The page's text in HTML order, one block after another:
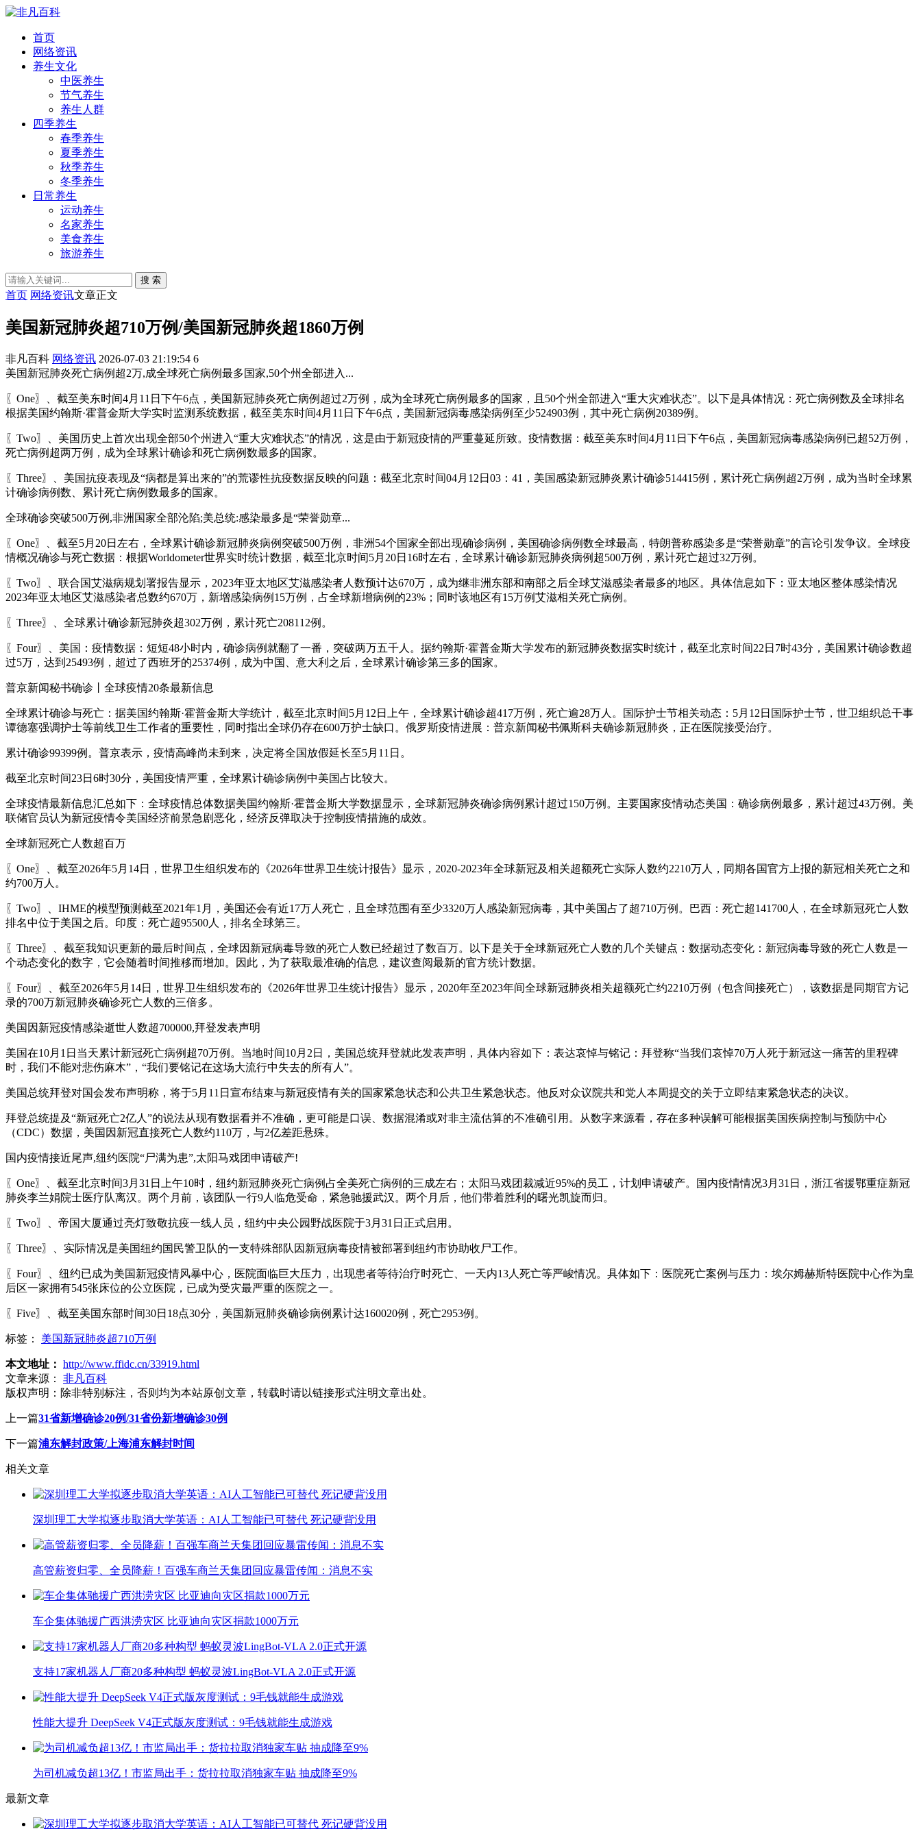
首页
网络资讯
养生文化
中医养生
节气养生
养生人群
四季养生
春季养生
夏季养生
秋季养生
冬季养生
日常养生
运动养生
名家养生
美食养生
旅游养生
搜 索
首页 网络资讯文章正文
美国新冠肺炎超710万例/美国新冠肺炎超1860万例
非凡百科 网络资讯 2026-07-03 21:19:54 6
美国新冠肺炎死亡病例超2万,成全球死亡病例最多国家,50个州全部进入...
〖One〗、截至美东时间4月11日下午6点，美国新冠肺炎死亡病例超过2万例，成为全球死亡病例最多的国家，且50个州全部进入“重大灾难状态”。以下是具体情况：死亡病例数及全球排名
根据美国约翰斯·霍普金斯大学实时监测系统数据，截至美东时间4月11日下午6点，美国新冠病毒感染病例至少524903例，其中死亡病例20389例。
〖Two〗、美国历史上首次出现全部50个州进入“重大灾难状态”的情况，这是由于新冠疫情的严重蔓延所致。疫情数据：截至美东时间4月11日下午6点，美国新冠病毒感染病例已超52万例，
死亡病例超两万例，成为全球累计确诊和死亡病例数最多的国家。
〖Three〗、美国抗疫表现及“病都是算出来的”的荒谬性抗疫数据反映的问题：截至北京时间04月12日03：41，美国感染新冠肺炎累计确诊514415例，累计死亡病例超2万例，成为当时全球累
计确诊病例数、累计死亡病例数最多的国家。
全球确诊突破500万例,非洲国家全部沦陷;美总统:感染最多是“荣誉勋章...
〖One〗、截至5月20日左右，全球累计确诊新冠肺炎病例突破500万例，非洲54个国家全部出现确诊病例，美国确诊病例数全球最高，特朗普称感染多是“荣誉勋章”的言论引发争议。全球疫
情概况确诊与死亡数据：根据Worldometer世界实时统计数据，截至北京时间5月20日16时左右，全球累计确诊新冠肺炎病例超500万例，累计死亡超过32万例。
〖Two〗、联合国艾滋病规划署报告显示，2023年亚太地区艾滋感染者人数预计达670万，成为继非洲东部和南部之后全球艾滋感染者最多的地区。具体信息如下：亚太地区整体感染情况
2023年亚太地区艾滋感染者总数约670万，新增感染病例15万例，占全球新增病例的23%；同时该地区有15万例艾滋相关死亡病例。
〖Three〗、全球累计确诊新冠肺炎超302万例，累计死亡208112例。
〖Four〗、美国：疫情数据：短短48小时内，确诊病例就翻了一番，突破两万五千人。据约翰斯·霍普金斯大学发布的新冠肺炎数据实时统计，截至北京时间22日7时43分，美国累计确诊数超
过5万，达到25493例，超过了西班牙的25374例，成为中国、意大利之后，全球累计确诊第三多的国家。
普京新闻秘书确诊丨全球疫情20条最新信息
全球累计确诊与死亡：据美国约翰斯·霍普金斯大学统计，截至北京时间5月12日上午，全球累计确诊超417万例，死亡逾28万人。国际护士节相关动态：5月12日国际护士节，世卫组织总干事
谭德塞强调护士等前线卫生工作者的重要性，同时指出全球仍存在600万护士缺口。俄罗斯疫情进展：普京新闻秘书佩斯科夫确诊新冠肺炎，正在医院接受治疗。
累计确诊99399例。普京表示，疫情高峰尚未到来，决定将全国放假延长至5月11日。
截至北京时间23日6时30分，美国疫情严重，全球累计确诊病例中美国占比较大。
全球疫情最新信息汇总如下：全球疫情总体数据美国约翰斯·霍普金斯大学数据显示，全球新冠肺炎确诊病例累计超过150万例。主要国家疫情动态美国：确诊病例最多，累计超过43万例。美
联储官员认为新冠疫情令美国经济前景急剧恶化，经济反弹取决于控制疫情措施的成效。
全球新冠死亡人数超百万
〖One〗、截至2026年5月14日，世界卫生组织发布的《2026年世界卫生统计报告》显示，2020-2023年全球新冠及相关超额死亡实际人数约2210万人，同期各国官方上报的新冠相关死亡之和
约700万人。
〖Two〗、IHME的模型预测截至2021年1月，美国还会有近17万人死亡，且全球范围有至少3320万人感染新冠病毒，其中美国占了超710万例。巴西：死亡超141700人，在全球新冠死亡人数
排名中位于美国之后。印度：死亡超95500人，排名全球第三。
〖Three〗、截至我知识更新的最后时间点，全球因新冠病毒导致的死亡人数已经超过了数百万。以下是关于全球新冠死亡人数的几个关键点：数据动态变化：新冠病毒导致的死亡人数是一
个动态变化的数字，它会随着时间推移而增加。因此，为了获取最准确的信息，建议查阅最新的官方统计数据。
〖Four〗、截至2026年5月14日，世界卫生组织发布的《2026年世界卫生统计报告》显示，2020年至2023年间全球新冠肺炎相关超额死亡约2210万例（包含间接死亡），该数据是同期官方记
录的700万新冠肺炎确诊死亡人数的三倍多。
美国因新冠疫情感染逝世人数超700000,拜登发表声明
美国在10月1日当天累计新冠死亡病例超70万例。当地时间10月2日，美国总统拜登就此发表声明，具体内容如下：表达哀悼与铭记：拜登称“当我们哀悼70万人死于新冠这一痛苦的里程碑
时，我们不能对悲伤麻木”，“我们要铭记在这场大流行中失去的所有人”。
美国总统拜登对国会发布声明称，将于5月11日宣布结束与新冠疫情有关的国家紧急状态和公共卫生紧急状态。他反对众议院共和党人本周提交的关于立即结束紧急状态的决议。
拜登总统提及“新冠死亡2亿人”的说法从现有数据看并不准确，更可能是口误、数据混淆或对非主流估算的不准确引用。从数字来源看，存在多种误解可能根据美国疾病控制与预防中心
（CDC）数据，美国因新冠直接死亡人数约110万，与2亿差距悬殊。
国内疫情接近尾声,纽约医院“尸满为患”,太阳马戏团申请破产!
〖One〗、截至北京时间3月31日上午10时，纽约新冠肺炎死亡病例占全美死亡病例的三成左右；太阳马戏团裁减近95%的员工，计划申请破产。国内疫情情况3月31日，浙江省援鄂重症新冠
肺炎李兰娟院士医疗队离汉。两个月前，该团队一行9人临危受命，紧急驰援武汉。两个月后，他们带着胜利的曙光凯旋而归。
〖Two〗、帝国大厦通过亮灯致敬抗疫一线人员，纽约中央公园野战医院于3月31日正式启用。
〖Three〗、实际情况是美国纽约国民警卫队的一支特殊部队因新冠病毒疫情被部署到纽约市协助收尸工作。
〖Four〗、纽约已成为美国新冠疫情风暴中心，医院面临巨大压力，出现患者等待治疗时死亡、一天内13人死亡等严峻情况。具体如下：医院死亡案例与压力：埃尔姆赫斯特医院中心作为皇
后区一家拥有545张床位的公立医院，已成为受灾最严重的医院之一。
〖Five〗、截至美国东部时间30日18点30分，美国新冠肺炎确诊病例累计达160020例，死亡2953例。
标签： 美国新冠肺炎超710万例
本文地址： http://www.ffidc.cn/33919.html
文章来源：
非凡百科
版权声明： 除非特别标注，否则均为本站原创文章，转载时请以链接形式注明文章出处。
上一篇31省新增确诊20例/31省份新增确诊30例
下一篇浦东解封政策/上海浦东解封时间
相关文章
深圳理工大学拟逐步取消大学英语：AI人工智能已可替代 死记硬背没用
高管薪资归零、全员降薪！百强车商兰天集团回应暴雷传闻：消息不实
车企集体驰援广西洪涝灾区 比亚迪向灾区捐款1000万元
支持17家机器人厂商20多种构型 蚂蚁灵波LingBot-VLA 2.0正式开源
性能大提升 DeepSeek V4正式版灰度测试：9毛钱就能生成游戏
为司机减负超13亿！市监局出手：货拉拉取消独家车贴 抽成降至9%
最新文章